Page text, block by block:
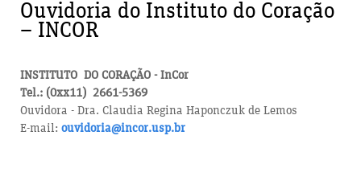
Ouvidoria do Instituto do Coração
– INCOR
INSTITUTO DO CORAÇÃO - InCor
Tel.: (0xx11) 2661-5369
Ouvidora - Dra. Claudia Regina Haponczuk de Lemos
E-mail: ouvidoria@incor.usp.br